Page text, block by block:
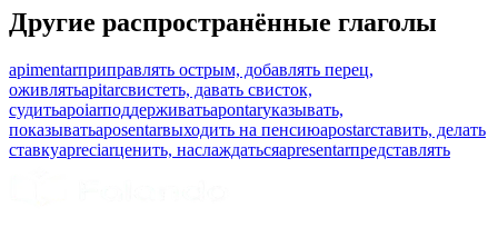
Другие распространённые глаголы
apimentarприправлять острым, добавлять перец,
оживлятьapitarсвистеть, давать свисток,
судитьapoiarподдерживатьapontarуказывать,
показыватьaposentarвыходить на пенсиюapostarставить, делать
ставкуapreciarценить, наслаждатьсяapresentarпредставлять